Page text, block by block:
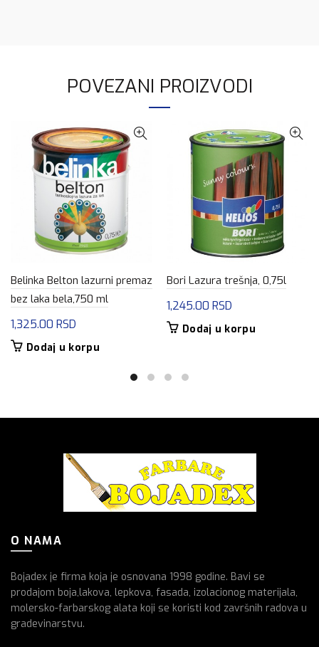
POVEZANI PROIZVODI
Belinka Belton lazurni premaz
bez laka bela,750 ml
1,325.00 RSD
Dodaj u korpu
Bori Lazura trešnja, 0,75l
1,245.00 RSD
Dodaj u korpu
O NAMA
Bojadex je firma koja je osnovana 1998 godine. Bavi se
prodajom boja,lakova, lepkova, fasada, izolacionog materijala,
molersko-farbarskog alata koji se koristi kod završnih radova u
gradevinarstvu.